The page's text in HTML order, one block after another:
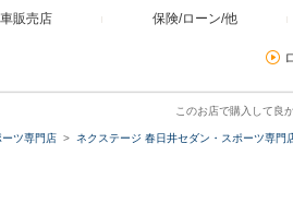
販売店 保険/ローン/他
このお店で購入して良
ツ専門店
ネクステージ 春日井セダン・スポーツ専門